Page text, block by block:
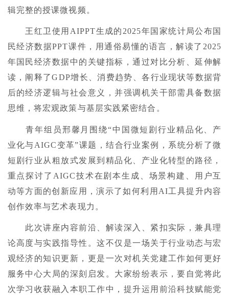
辑完整的授课微视频。
王红卫使用AIPPT生成的2025年国家统计局公布国
民经济数据PPT课件，用通俗易懂的语言，解读了2025
年国民经济数据中的关键指标，通过对比分析、延伸解
读，阐释了GDP增长、消费趋势、各行业现状等数据背
后的经济逻辑与社会意义，并强调机关干部需具备数据
思维，将宏观政策与基层实践紧密结合。
青年组员邢馨月围绕“中国微短剧行业精品化、产
业化与AIGC变革”课题，结合行业案例，系统分析了微
短剧行业从粗放式发展到精品化、产业化转型的路径，
重点探讨了AIGC技术在剧本生成、场景构建、用户互
动等方面的创新应用，演示了如何利用AI工具提升内容
创作效率与艺术表现力。
此次讲座内容前沿、解读深入、紧扣实际，兼具理
论高度与实践指导性。这不仅是一场关于行业动态与宏
观经济的知识更新，更是一次对机关党建工作如何更好
服务中心大局的深刻启发。大家纷纷表示，要自觉将此
次学习收获融入本职工作中，提升运用前沿科技赋能党